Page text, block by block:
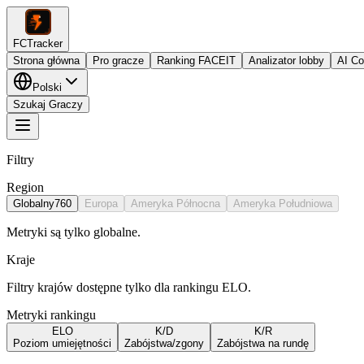
FCTracker
Strona główna
Pro gracze Ranking FACEIT Analizator lobby AI
Polski
Szukaj Graczy
Filtry
Region
Globalny760 Europa Ameryka Północna Ameryka Południowa
Metryki są tylko globalne.
Kraje
Filtry krajów dostępne tylko dla rankingu ELO.
Metryki rankingu
ELO
Poziom umiejętności
K/D
Zabójstwa/zgony
K/R
Zabójstwa na rundę